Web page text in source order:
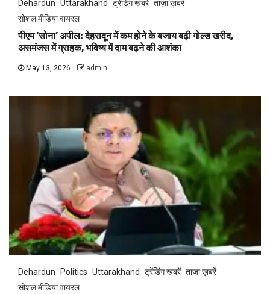
Dehardun Uttarakhand ट्रेंडिंग खबरें ताज़ा ख़बरें
सोशल मीडिया वायरल
पीएम ‘सोना’ अपील: देहरादून में कम होने के बजाय बढ़ी गोल्ड खरीद,
असमंजस में ग्राहक, भविष्य में दाम बढ़ने की आशंका
May 13, 2026 admin
Dehardun Politics Uttarakhand ट्रेंडिंग खबरें ताज़ा ख़बरें
सोशल मीडिया वायरल